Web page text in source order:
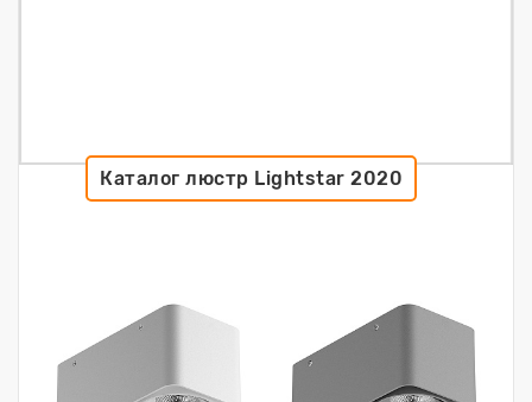
Каталог люстр Lightstar 2020